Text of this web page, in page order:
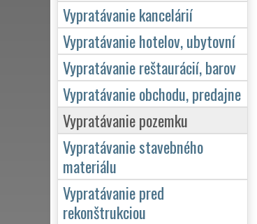
Vypratávanie kancelárií
Vypratávanie hotelov, ubytovní
Vypratávanie reštaurácií, barov
Vypratávanie obchodu, predajne
Vypratávanie pozemku
Vypratávanie stavebného
materiálu
Vypratávanie pred
rekonštrukciou